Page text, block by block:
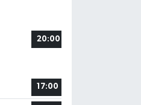
20:00
17:00